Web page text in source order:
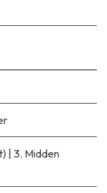
| 3. Midden